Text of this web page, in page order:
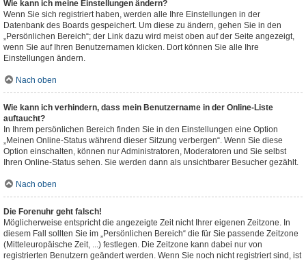
Wie kann ich meine Einstellungen ändern?
Wenn Sie sich registriert haben, werden alle Ihre Einstellungen in der
Datenbank des Boards gespeichert. Um diese zu ändern, gehen Sie in den
„Persönlichen Bereich“; der Link dazu wird meist oben auf der Seite angezeigt,
wenn Sie auf Ihren Benutzernamen klicken. Dort können Sie alle Ihre
Einstellungen ändern.
Nach oben
Wie kann ich verhindern, dass mein Benutzername in der Online-Liste
auftaucht?
In Ihrem persönlichen Bereich finden Sie in den Einstellungen eine Option
„Meinen Online-Status während dieser Sitzung verbergen“. Wenn Sie diese
Option einschalten, können nur Administratoren, Moderatoren und Sie selbst
Ihren Online-Status sehen. Sie werden dann als unsichtbarer Besucher gezählt.
Nach oben
Die Forenuhr geht falsch!
Möglicherweise entspricht die angezeigte Zeit nicht Ihrer eigenen Zeitzone. In
diesem Fall sollten Sie im „Persönlichen Bereich“ die für Sie passende Zeitzone
(Mitteleuropäische Zeit, ...) festlegen. Die Zeitzone kann dabei nur von
registrierten Benutzern geändert werden. Wenn Sie noch nicht registriert sind, ist